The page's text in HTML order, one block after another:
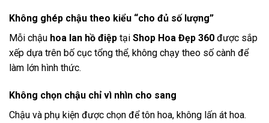
Không ghép chậu theo kiểu “cho đủ số lượng”
Mỗi chậu hoa lan hồ điệp tại Shop Hoa Đẹp 360 được sắp
xếp dựa trên bố cục tổng thể, không chạy theo số cành để
làm lớn hình thức.
Không chọn chậu chỉ vì nhìn cho sang
Chậu và phụ kiện được chọn để tôn hoa, không lấn át hoa.